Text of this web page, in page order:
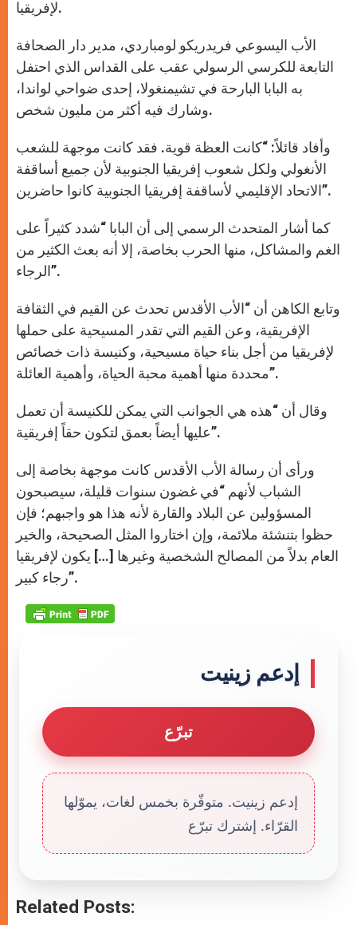
لإفريقيا.
الأب اليسوعي فريدريكو لومباردي، مدير دار الصحافة
التابعة للكرسي الرسولي عقب على القداس الذي احتفل
به البابا البارحة في تشيمنغولا، إحدى ضواحي لواندا،
وشارك فيه أكثر من مليون شخص.
وأفاد قائلاً: “كانت العظة قوية. فقد كانت موجهة للشعب
الأنغولي ولكل شعوب إفريقيا الجنوبية لأن جميع أساقفة
الاتحاد الإقليمي لأساقفة إفريقيا الجنوبية كانوا حاضرين”.
كما أشار المتحدث الرسمي إلى أن البابا “شدد كثيراً على
الغم والمشاكل، منها الحرب بخاصة، إلا أنه بعث الكثير من
الرجاء”.
وتابع الكاهن أن “الأب الأقدس تحدث عن القيم في الثقافة
الإفريقية، وعن القيم التي تقدر المسيحية على حملها
لإفريقيا من أجل بناء حياة مسيحية، وكنيسة ذات خصائص
محددة منها أهمية محبة الحياة، وأهمية العائلة”.
وقال أن “هذه هي الجوانب التي يمكن للكنيسة أن تعمل
عليها أيضاً بعمق لتكون حقاً إفريقية”.
ورأى أن رسالة الأب الأقدس كانت موجهة بخاصة إلى
الشباب لأنهم “في غضون سنوات قليلة، سيصبحون
المسؤولين عن البلاد والقارة لأنه هذا هو واجبهم؛ فإن
حظوا بتنشئة ملائمة، وإن اختاروا المثل الصحيحة، والخير
العام بدلاً من المصالح الشخصية وغيرها […] يكون لإفريقيا
رجاء كبير”.
إدعم زينيت
تبرّع
إدعم زينيت. متوفّرة بخمس لغات، يموّلها
القرّاء. إشترك تبرّع
Related Posts: